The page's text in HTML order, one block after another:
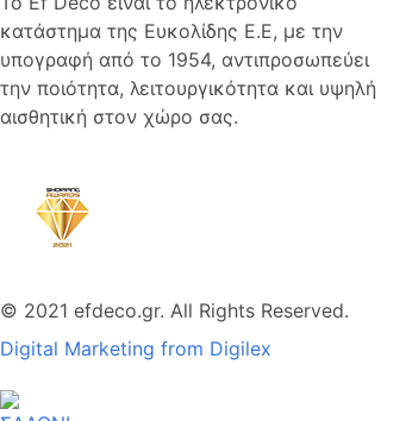
κατάστημα της Ευκολίδης Ε.Ε, με την
υπογραφή από το 1954, αντιπροσωπεύει
την ποιότητα, λειτουργικότητα και υψηλή
αισθητική στον χώρο σας.
© 2021 efdeco.gr. All Rights Reserved.
Digital Marketing from Digilex